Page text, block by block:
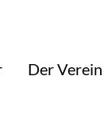
Der Verein